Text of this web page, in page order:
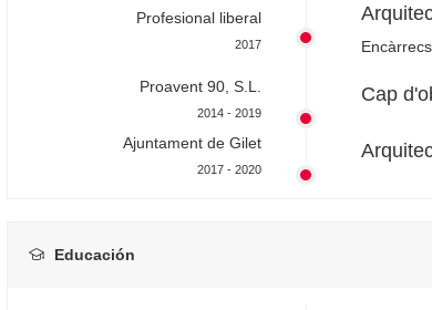
Profesional liberal
2017
Proavent 90, S.L.
2014 - 2019
Cap
Ajuntament de Gilet
2017 - 2020
Educación